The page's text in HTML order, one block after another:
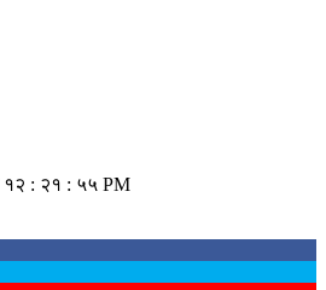
१२ : २१ : ५६ PM